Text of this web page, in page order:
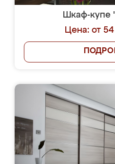
Шкаф-купе
Цена: от